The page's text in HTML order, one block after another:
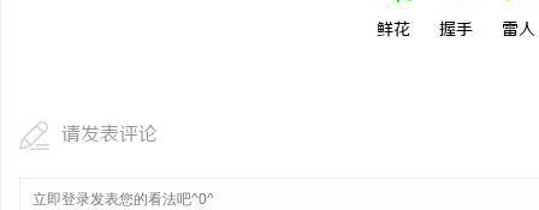
鲜花 握手 雷人
请发表评论